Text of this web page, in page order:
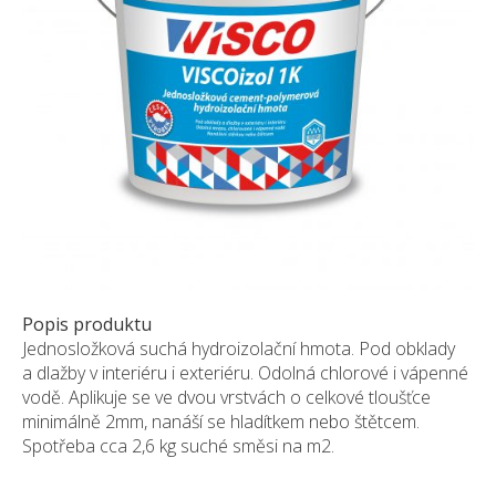
Kamenné bloky
Výrobky z kamene na zakázku
BERA GRAVEL FIX
Creative Floor
KAMENNÉ DLAŽBY, OBKLADY
MLATOVÉ POVRCHY
ZAKÁZKY NA MÍRU
VÝPRODEJ
NOVINKY
Popis produktu
Jednosložková suchá hydroizolační hmota. Pod obklady
a dlažby v interiéru i exteriéru. Odolná chlorové i vápenné
vodě. Aplikuje se ve dvou vrstvách o celkové tloušťce
minimálně 2mm, nanáší se hladítkem nebo štětcem.
Spotřeba cca 2,6 kg suché směsi na m2.